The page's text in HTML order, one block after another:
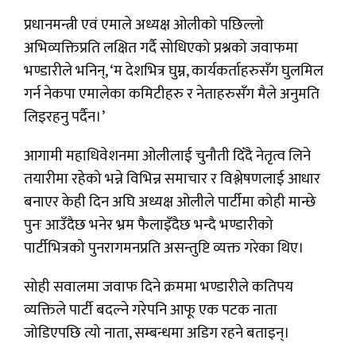
प्रधानमन्त्री एवं एमाले अध्यक्ष ओलीको पछिल्लो
अभिव्यक्तिप्रति लक्षित गर्दै सोधिएको प्रश्नको जवाफमा
भण्डारीले भनिन्, ‘म देशभित्र घुम्न, कार्यकर्ताहरुसँग घुलमिल
गर्न नेकपा एमालेका कमिटीहरु र नेताहरुसँग मैले अनुमति
लिइरहनु पर्दैन।’
आगामी महाधिवेशनमा ओलीलाई चुनौती दिँदै नेतृत्व लिने
तयारीमा रहेको भन्ने विभिन्न समाचार र विश्लेषणलाई आधार
बनाएर केही दिन अघि अध्यक्ष ओलीले पार्टीमा कोही मान्छे
पुनः आउँदैछ भनेर भ्रम फैलाइँदैछ भन्दै भण्डारीको
पार्टीभित्रको पुनरागमनप्रति असन्तुष्टि व्यक्त गरेका थिए।
सोही सवालमा जवाफ दिने क्रममा भण्डारीले कतिपय
व्यक्तिले पार्टी बदल्ने गरेपनि आफू एक पटक नाता
जोडिएपछि त्यो नाता, सम्बन्धमा अडिग रहने बताइन्।